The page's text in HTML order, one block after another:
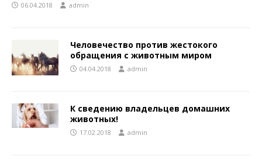
06.04.2018 admin
Человечество против жестокого
обращения с животным миром
04.04.2018 admin
К сведению владельцев домашних
животных!
17.02.2018 admin